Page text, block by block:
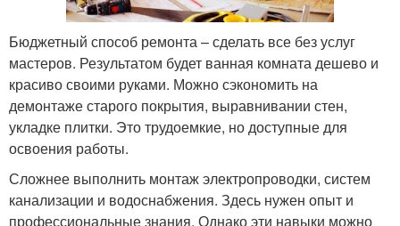
Бюджетный способ ремонта – сделать все без услуг
мастеров. Результатом будет ванная комната дешево и
красиво своими руками. Можно сэкономить на
демонтаже старого покрытия, выравнивании стен,
укладке плитки. Это трудоемкие, но доступные для
освоения работы.
Сложнее выполнить монтаж электропроводки, систем
канализации и водоснабжения. Здесь нужен опыт и
профессиональные знания. Однако эти навыки можно